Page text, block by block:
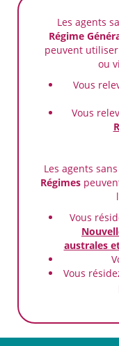
Les agents
Régime
peuvent
ou
Vous
Vous
Les agents
Régimes
Vous
australes
Vous